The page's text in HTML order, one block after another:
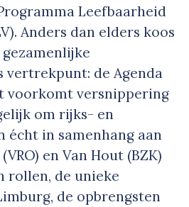
Leefbaarheid
Anders dan elders koos
vertrekpunt: de Agenda
voorkomt versnippering
om rijks- en
écht in samenhang aan
en Van Hout (BZK)
rollen, de unieke
de opbrengsten